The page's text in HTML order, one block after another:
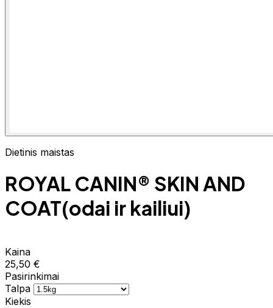
Dietinis maistas
ROYAL CANIN® SKIN AND
COAT(odai ir kailiui)
Kaina
25,50 €
Pasirinkimai
Talpa
Kiekis